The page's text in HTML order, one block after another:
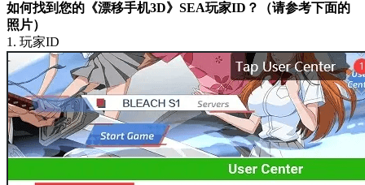
如何找到您的《漂移手机3D》SEA玩家ID？（请参考下面的
照片）
1. 玩家ID